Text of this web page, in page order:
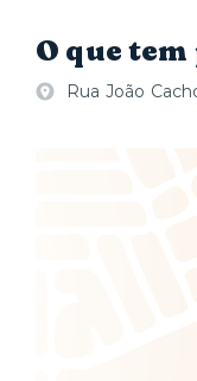
O que
Rua João